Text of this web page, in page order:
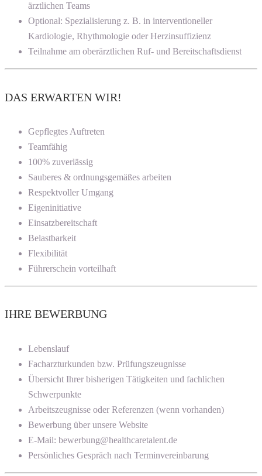
ärztlichen Teams
Optional: Spezialisierung z. B. in interventioneller
Kardiologie, Rhythmologie oder Herzinsuffizienz
Teilnahme am oberärztlichen Ruf- und Bereitschaftsdienst
DAS ERWARTEN WIR!
Gepflegtes Auftreten
Teamfähig
100% zuverlässig
Sauberes & ordnungsgemäßes arbeiten
Respektvoller Umgang
Eigeninitiative
Einsatzbereitschaft
Belastbarkeit
Flexibilität
Führerschein vorteilhaft
IHRE BEWERBUNG
Lebenslauf
Facharzturkunden bzw. Prüfungszeugnisse
Übersicht Ihrer bisherigen Tätigkeiten und fachlichen
Schwerpunkte
Arbeitszeugnisse oder Referenzen (wenn vorhanden)
Bewerbung über unsere Website
E-Mail: bewerbung@healthcaretalent.de
Persönliches Gespräch nach Terminvereinbarung